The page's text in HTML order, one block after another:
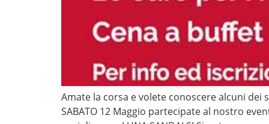
Amate la corsa e volete conoscere alcuni
SABATO 12 Maggio partecipate al nostro